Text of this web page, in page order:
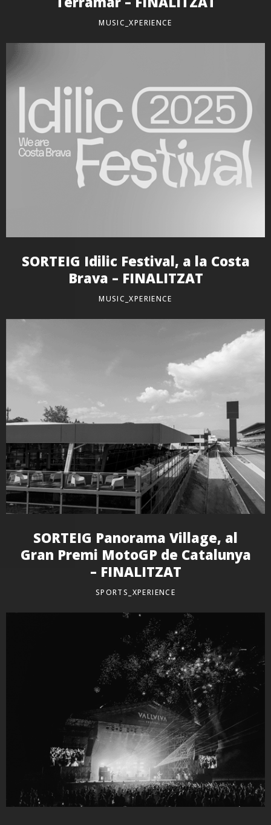
MUSIC_XPERIENCE
SORTEIG Idilic Festival, a la Costa
Brava – FINALITZAT
MUSIC_XPERIENCE
SORTEIG Panorama Village, al
Gran Premi MotoGP de Catalunya
– FINALITZAT
SPORTS_XPERIENCE